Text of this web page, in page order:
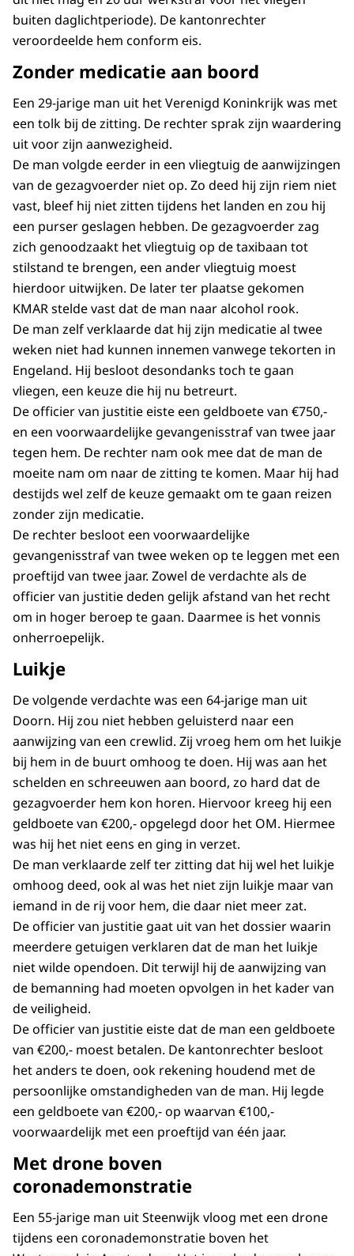
buiten daglichtperiode). De kantonrechter
veroordeelde hem conform eis.
Zonder medicatie aan boord
Een 29-jarige man uit het Verenigd Koninkrijk was met
een tolk bij de zitting. De rechter sprak zijn waardering
uit voor zijn aanwezigheid.
De man volgde eerder in een vliegtuig de aanwijzingen
van de gezagvoerder niet op. Zo deed hij zijn riem niet
vast, bleef hij niet zitten tijdens het landen en zou hij
een purser geslagen hebben. De gezagvoerder zag
zich genoodzaakt het vliegtuig op de taxibaan tot
stilstand te brengen, een ander vliegtuig moest
hierdoor uitwijken. De later ter plaatse gekomen
KMAR stelde vast dat de man naar alcohol rook.
De man zelf verklaarde dat hij zijn medicatie al twee
weken niet had kunnen innemen vanwege tekorten in
Engeland. Hij besloot desondanks toch te gaan
vliegen, een keuze die hij nu betreurt.
De officier van justitie eiste een geldboete van €750,-
en een voorwaardelijke gevangenisstraf van twee jaar
tegen hem. De rechter nam ook mee dat de man de
moeite nam om naar de zitting te komen. Maar hij had
destijds wel zelf de keuze gemaakt om te gaan reizen
zonder zijn medicatie.
De rechter besloot een voorwaardelijke
gevangenisstraf van twee weken op te leggen met een
proeftijd van twee jaar. Zowel de verdachte als de
officier van justitie deden gelijk afstand van het recht
om in hoger beroep te gaan. Daarmee is het vonnis
onherroepelijk.
Luikje
De volgende verdachte was een 64-jarige man uit
Doorn. Hij zou niet hebben geluisterd naar een
aanwijzing van een crewlid. Zij vroeg hem om het luikje
bij hem in de buurt omhoog te doen. Hij was aan het
schelden en schreeuwen aan boord, zo hard dat de
gezagvoerder hem kon horen. Hiervoor kreeg hij een
geldboete van €200,- opgelegd door het OM. Hiermee
was hij het niet eens en ging in verzet.
De man verklaarde zelf ter zitting dat hij wel het luikje
omhoog deed, ook al was het niet zijn luikje maar van
iemand in de rij voor hem, die daar niet meer zat.
De officier van justitie gaat uit van het dossier waarin
meerdere getuigen verklaren dat de man het luikje
niet wilde opendoen. Dit terwijl hij de aanwijzing van
de bemanning had moeten opvolgen in het kader van
de veiligheid.
De officier van justitie eiste dat de man een geldboete
van €200,- moest betalen. De kantonrechter besloot
het anders te doen, ook rekening houdend met de
persoonlijke omstandigheden van de man. Hij legde
een geldboete van €200,- op waarvan €100,-
voorwaardelijk met een proeftijd van één jaar.
Met drone boven
coronademonstratie
Een 55-jarige man uit Steenwijk vloog met een drone
tijdens een coronademonstratie boven het